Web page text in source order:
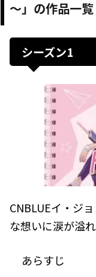
～」の作品一覧
シーズン1
CNBLUEイ・ジ
な想いに涙が溢
あらすじ